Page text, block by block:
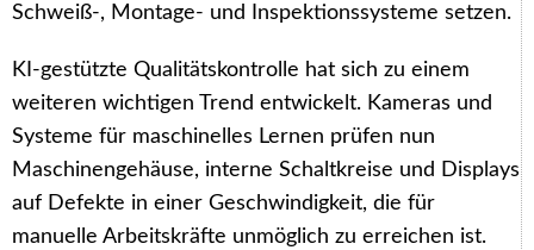
Schweiß-, Montage- und Inspektionssysteme setzen.
KI-gestützte Qualitätskontrolle hat sich zu einem
weiteren wichtigen Trend entwickelt. Kameras und
Systeme für maschinelles Lernen prüfen nun
Maschinengehäuse, interne Schaltkreise und Displays
auf Defekte in einer Geschwindigkeit, die für
manuelle Arbeitskräfte unmöglich zu erreichen ist.